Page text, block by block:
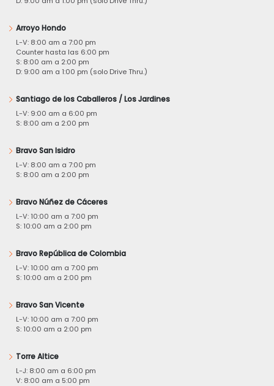
Arroyo Hondo
L-V: 8:00 am a 7:00 pm
Counter hasta las 6:00 pm
S: 8:00 am a 2:00 pm
D: 9:00 am a 1:00 pm (solo Drive Thru.)
Santiago de los Caballeros / Los Jardines
L-V: 9:00 am a 6:00 pm
S: 8:00 am a 2:00 pm
Bravo San Isidro
L-V: 8:00 am a 7:00 pm
S: 8:00 am a 2:00 pm
Bravo Núñez de Cáceres
L-V: 10:00 am a 7:00 pm
S: 10:00 am a 2:00 pm
Bravo República de Colombia
L-V: 10:00 am a 7:00 pm
S: 10:00 am a 2:00 pm
Bravo San Vicente
L-V: 10:00 am a 7:00 pm
S: 10:00 am a 2:00 pm
Torre Altice
L-J: 8:00 am a 6:00 pm
V: 8:00 am a 5:00 pm